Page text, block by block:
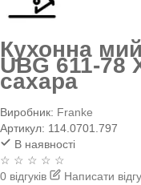
Кухонна
UBG 611-78
сахара
Виробник: Franke
Артикул: 114.0701.797
В наявності
☆ ☆ ☆ ☆ ☆
0 відгуків
Написати